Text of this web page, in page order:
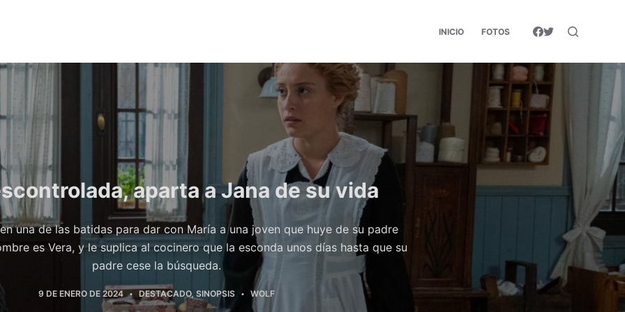
INICIO FOTOS
aparta a Jana de su vida
una de las batidas para dar con María a una joven que huye de su padre
es Vera, y le suplica al cocinero que la esconda unos días hasta que su
padre cese la búsqueda.
9 DE ENERO DE 2024 DESTACADO, SINOPSIS WOLF